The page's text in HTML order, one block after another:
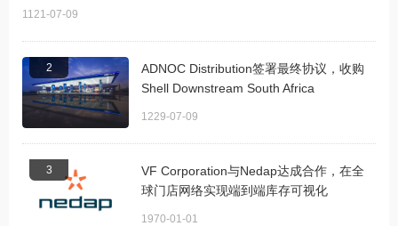
1121-07-09
2
ADNOC Distribution签署最终协议，收购
Shell Downstream South Africa
1229-07-09
3
VF Corporation与Nedap达成合作，在全
球门店网络实现端到端库存可视化
1970-01-01